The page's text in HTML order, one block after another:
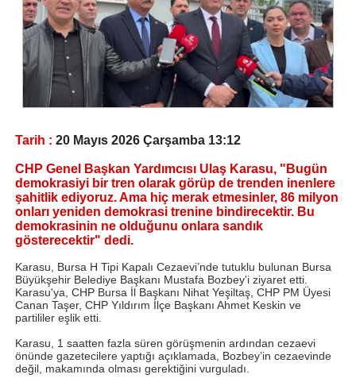
Tarih : 20 Mayıs 2026 Çarşamba 13:12
CHP Genel Başkan Yardımcısı Ulaş Karasu, "Bugün
demokrasiyi bir tren olarak görüp de trenden inenlere
şahitlik ediyoruz. Ama hiç merak etmesinler, 86 milyon
onları yeniden demokrasi trenine bindirecektir. Bu
demokrasinin ne olduğunu onlara sandık
gösterecektir" dedi.
Karasu, Bursa H Tipi Kapalı Cezaevi’nde tutuklu bulunan Bursa
Büyükşehir Belediye Başkanı Mustafa Bozbey'i ziyaret etti.
Karasu'ya, CHP Bursa İl Başkanı Nihat Yeşiltaş, CHP PM Üyesi
Canan Taşer, CHP Yıldırım İlçe Başkanı Ahmet Keskin ve
partililer eşlik etti.
Karasu, 1 saatten fazla süren görüşmenin ardından cezaevi
önünde gazetecilere yaptığı açıklamada, Bozbey’in cezaevinde
değil, makamında olması gerektiğini vurguladı.